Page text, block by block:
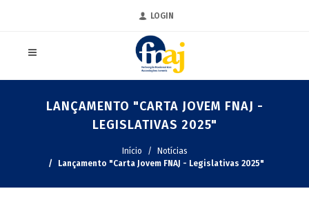
LOGIN
LANÇAMENTO "CARTA JOVEM FNAJ -
LEGISLATIVAS 2025"
Início
Notícias
Lançamento "Carta Jovem FNAJ - Legislativas 2025"